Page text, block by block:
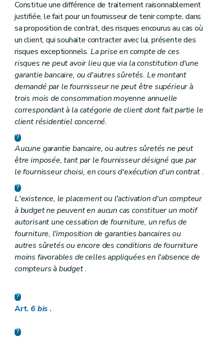
Constitue une différence de traitement raisonnablement
justifiée, le fait pour un fournisseur de tenir compte, dans
sa proposition de contrat, des risques encourus au cas où
un client, qui souhaite contracter avec lui, présente des
risques exceptionnels. La prise en compte de ces
risques ne peut avoir lieu que via la constitution d'une
garantie bancaire, ou d'autres sûretés. Le montant
demandé par le fournisseur ne peut être supérieur à
trois mois de consommation moyenne annuelle
correspondant à la catégorie de client dont fait partie le
client résidentiel concerné.
Aucune garantie bancaire, ou autres sûretés ne peut
être imposée, tant par le fournisseur désigné que par
le fournisseur choisi, en cours d'exécution d'un contrat.
L'existence, le placement ou l'activation d'un compteur
à budget ne peuvent en aucun cas constituer un motif
autorisant une cessation de fourniture, un refus de
fourniture, l'imposition de garanties bancaires ou
autres sûretés ou encore des conditions de fourniture
moins favorables de celles appliquées en l'absence de
compteurs à budget.
Art. 6bis .